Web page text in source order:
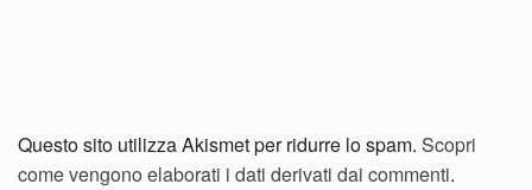
Questo sito utilizza Akismet per ridurre lo spam. Scopri
come vengono elaborati i dati derivati dai commenti.